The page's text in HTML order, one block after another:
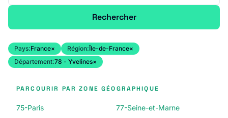
Rechercher
Pays:France× Région:Île-de-France×
Département:78 - Yvelines×
PARCOURIR PAR ZONE GÉOGRAPHIQUE
75-Paris
77-Seine-et-Marne